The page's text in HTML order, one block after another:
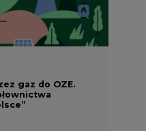
gaz do OZE.